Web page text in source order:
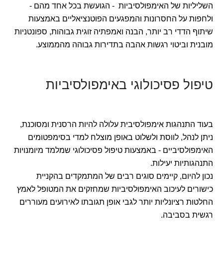
השליליות של האימפולסיביות - הגועשת בכל אחד מהם -
ולחפות על החסרונות והמפגעים הפוטנציאליים באמצעות
שיתוף הדדי רב יותר, הבנה ואמפתיה זוגית גבוהות, ספונטניות
מובנית וביטוי רגשות אהבה בתדירות גבוהה מהממוצע.
טיפול פסיכולוגי באימפולסיביות
בעוד התנהגות אימפולסיבית עלולה להיות הרסנית ומסוכנת,
ניתן לנהל, לווסת ולשלוט באופן מוצלח למדי בסימפטומים
האימפולסיביים - באמצעות טיפול פסיכולוגי שמלמד מיומנויות
התנהגותיות יעילות.
נכון להיום, קיימים סוגים רבים של המתמקדים בהקניית
כישורים לעיכוב האימפולסיביות שמחזקים את המטופל לאמץ
החלטות רציונליות יותר לגבי אופן תגובתו לאירועים מעוררים
רגשית בסביבה.